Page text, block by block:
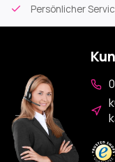
Persönlicher